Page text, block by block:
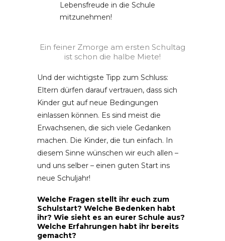
Lebensfreude in die Schule
mitzunehmen!
Ein feiner Zmorge am ersten Schultag
ist schon die halbe Miete!
Und der wichtigste Tipp zum Schluss:
Eltern dürfen darauf vertrauen, dass sich
Kinder gut auf neue Bedingungen
einlassen können. Es sind meist die
Erwachsenen, die sich viele Gedanken
machen. Die Kinder, die tun einfach. In
diesem Sinne wünschen wir euch allen –
und uns selber – einen guten Start ins
neue Schuljahr!
Welche Fragen stellt ihr euch zum
Schulstart? Welche Bedenken habt
ihr? Wie sieht es an eurer Schule aus?
Welche Erfahrungen habt ihr bereits
gemacht?